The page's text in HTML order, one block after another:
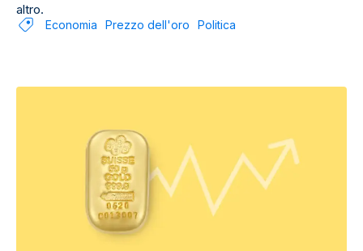
altro.
Economia Prezzo dell'oro Politica